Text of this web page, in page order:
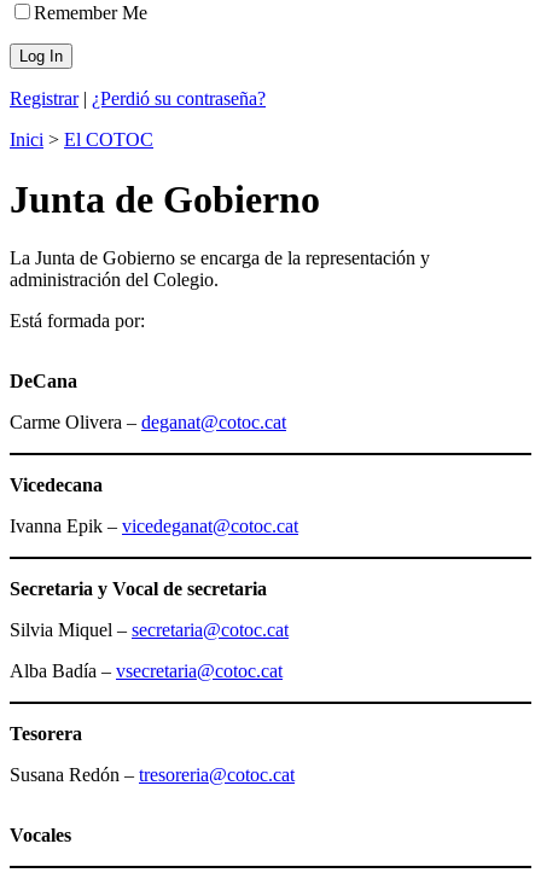
Remember Me
Registrar| ¿Perdió su contraseña?
Inici > El COTOC
Junta de Gobierno
La Junta de Gobierno se encarga de la representación y
administración del Colegio.
Está formada por:
DeCana
Carme Olivera – deganat@cotoc.cat
Vicedecana
Ivanna Epik – vicedeganat@cotoc.cat
Secretaria y Vocal de secretaria
Silvia Miquel – secretaria@cotoc.cat
Alba Badía – vsecretaria@cotoc.cat
Tesorera
Susana Redón – tresoreria@cotoc.cat
Vocales